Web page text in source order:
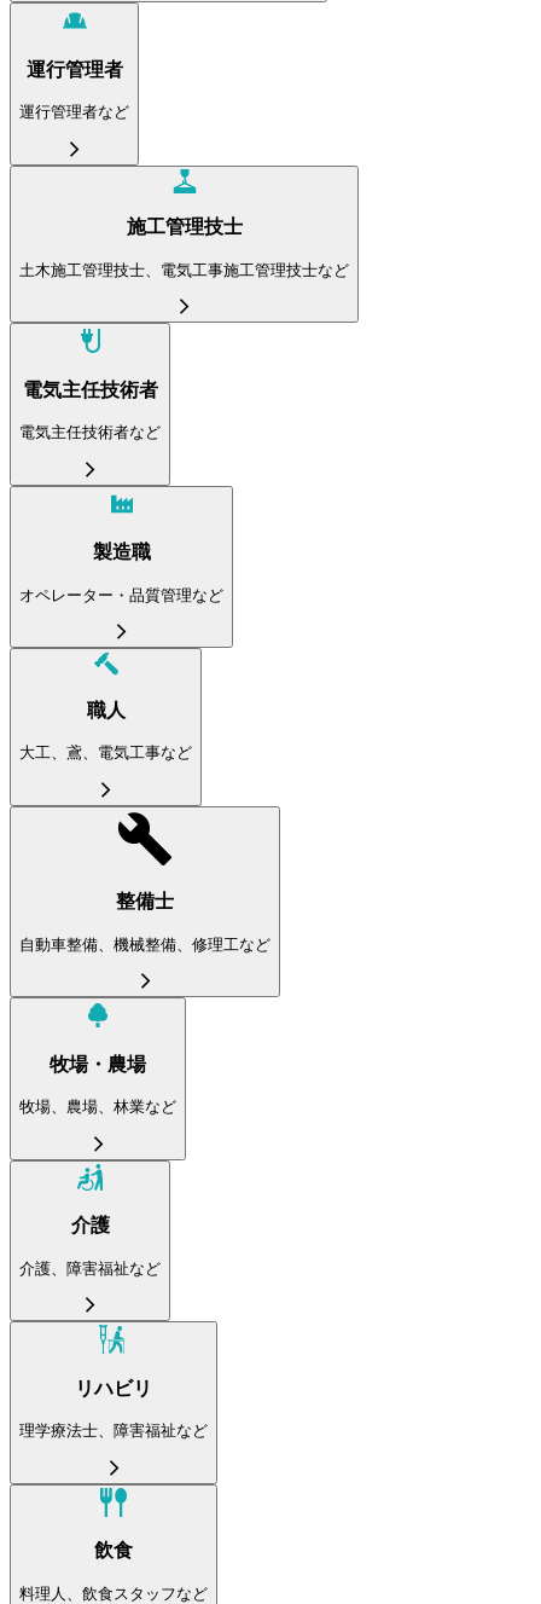
運行管理者
運行管理者など
施工管理技士
土木施工管理技士、電気工事施工管理技士など
電気主任技術者
電気主任技術者など
製造職
オペレーター・品質管理など
職人
大工、鳶、電気工事など
整備士
自動車整備、機械整備、修理工など
牧場・農場
牧場、農場、林業など
介護
介護、障害福祉など
リハビリ
理学療法士、障害福祉など
飲食
料理人、飲食スタッフなど